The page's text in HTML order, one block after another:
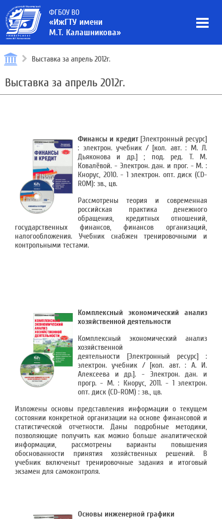
ФГБОУ ВО
«ИжГТУ имени
М.Т. Калашникова»
Выставка за апрель 2012г.
Выставка за апрель 2012г.
Финансы и кредит[Электронный ресурс]
: электрон. учебник / [кол. авт. : М. Л.
Дьяконова и др.] ; под. ред. Т. М.
Ковалёвой. - Электрон. дан. и прог. - М. :
Кнорус, 2010. - 1 электрон. опт. диск (CD-
ROM): зв., цв.
Рассмотрены теория и современная
российская практика денежного
обращения, кредитных отношений,
государственных финансов, финансов организаций,
налогообложения. Учебник снабжен тренировочными и
контрольными тестами.
Комплексный экономический анализ
хозяйственной деятельности
Комплексный экономический анализ
хозяйственной
деятельности [Электронный ресурс] :
электрон. учебник / [кол. авт. : А. И.
Алексеева и др.]. - Электрон. дан. и
прогр. - М. : Кнорус, 2011. - 1 электрон.
опт. диск (CD-ROM) : зв., цв.
Изложены основы представления информации о текущем
состоянии конкретной организации на основе финансовой и
статистической отчетности. Даны подробные методики,
позволяющие получить как можно больше аналитической
информации, рассмотрены варианты повышения
обоснованности принятия хозяйственных решений. В
учебник включеныт тренировочные задания и итоговый
экзамен для самоконтроля.
Основы инженерной графики